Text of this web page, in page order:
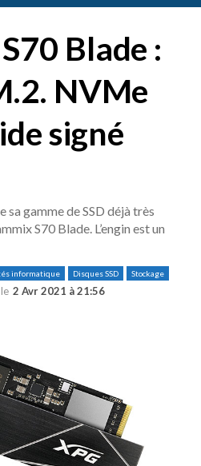
Blade :
NVMe
signé
gamme de SSD déjà très
S70 Blade. L’engin est un
informatique Disques SSD Stockage
le 2 Avr 2021 à 21:56